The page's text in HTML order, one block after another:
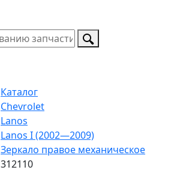
Каталог
Chevrolet
Lanos
Lanos I (2002—2009)
Зеркало правое механическое
312110